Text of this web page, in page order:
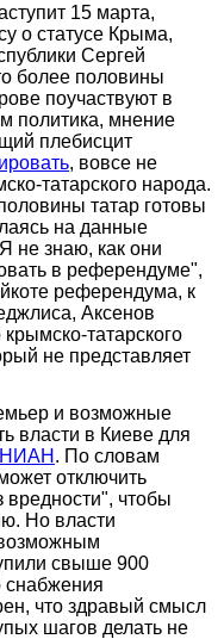
15 марта,
о статусе Крыма,
Сергей
более половины
поучаствуют в
политика, мнение
плебисцит
, вовсе не
татарского народа.
татар готовы
на данные
не знаю, как они
в референдуме",
референдума, к
Аксенов
татарского
не представляет
и возможные
власти в Киеве для
. По словам
отключить
вредности", чтобы
Но власти
возможным
свыше 900
снабжения
что здравый смысл
шагов делать не